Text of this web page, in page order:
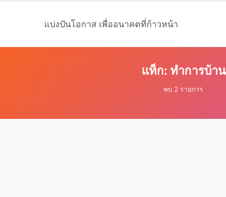
แบ่งปันโอกาส เพื่ออนาคตที่ก้าวหน้า
แท็ก: ทำการบ้าน
พบ 2 รายการ